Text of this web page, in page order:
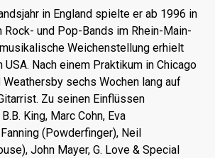
in England spielte er ab 1996 in
und Pop-Bands im Rhein-Main-
Weichenstellung erhielt
USA. Nach einem Praktikum in Chicago
Weathersby sechs Wochen lang auf
Zu seinen Einflüssen
B.B. King, Marc Cohn, Eva
( Powderfinger), Neil
), John Mayer, G. Love & Special